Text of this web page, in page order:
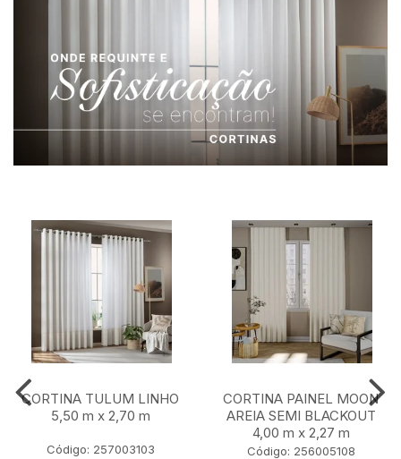
CORTINA TULUM LINHO
5,50 m x 2,70 m
Código: 257003103
CORTINA PAINEL MOON
AREIA SEMI BLACKOUT
4,00 m x 2,27 m
Código: 256005108